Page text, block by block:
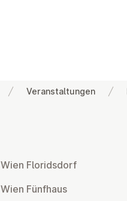
Veranstaltungen
Wien Flor­idsdorf
Wien Fünfhaus